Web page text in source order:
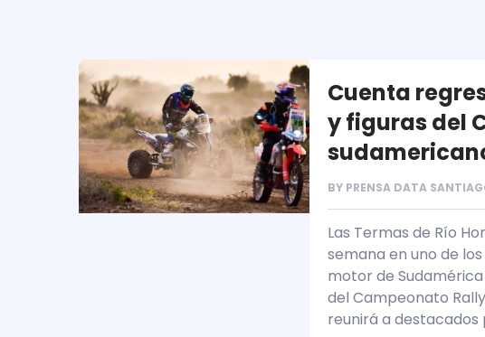
Cuenta
y figuras del
BY PRENSA DATA
Las Termas de Río
semana en uno de
motor de
del Campeonato
reunirá a destacados